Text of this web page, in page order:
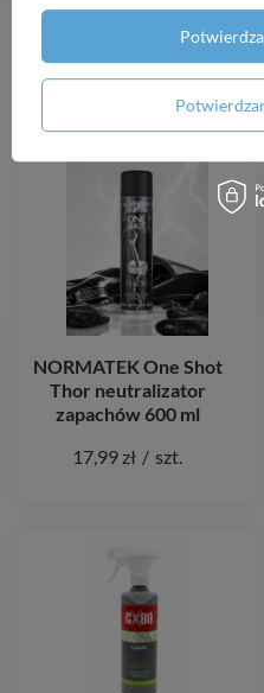
POLECAMY
NORMATEK One Shot
Thor neutralizator
zapachów 600 ml
17,99 zł / szt.